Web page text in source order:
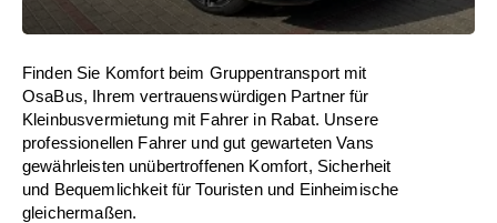
Finden Sie Komfort beim Gruppentransport mit
OsaBus, Ihrem vertrauenswürdigen Partner für
Kleinbusvermietung mit Fahrer in Rabat. Unsere
professionellen Fahrer und gut gewarteten Vans
gewährleisten unübertroffenen Komfort, Sicherheit
und Bequemlichkeit für Touristen und Einheimische
gleichermaßen.